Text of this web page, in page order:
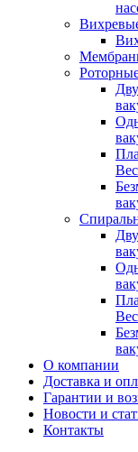
О компании
Доставка и
Гарантии и
Новости и
Контакты